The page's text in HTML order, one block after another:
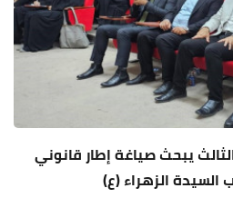
يبحث صياغة إطار قانوني
الزهراء (ع)